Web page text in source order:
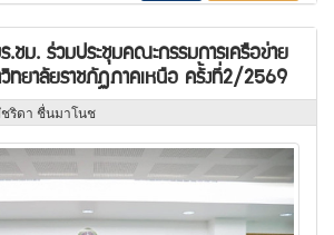
ม. ร่วมประชุมคณะกรรมการเครือข่าย
ยาลัยราชภัฏภาคเหนือ ครั้งที่2/2569
ริดา ชื่นมาโนช